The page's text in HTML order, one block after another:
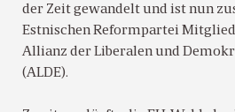
der Zeit gewandelt und ist nun
Estnischen Reformpartei
Allianz der Liberalen und
(ALDE).